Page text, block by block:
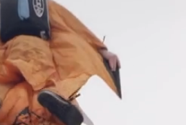
施坦威浦东旗舰店
施坦威之家西安
施坦威之家杭州